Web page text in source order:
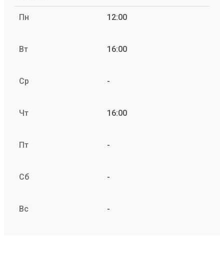
Пн 12:00
Вт 16:00
Ср -
Чт 16:00
Пт -
Сб -
Вс -